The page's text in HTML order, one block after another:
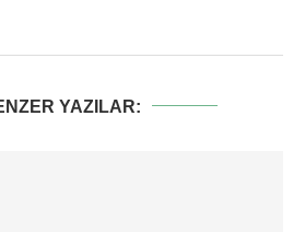
YAZILAR: